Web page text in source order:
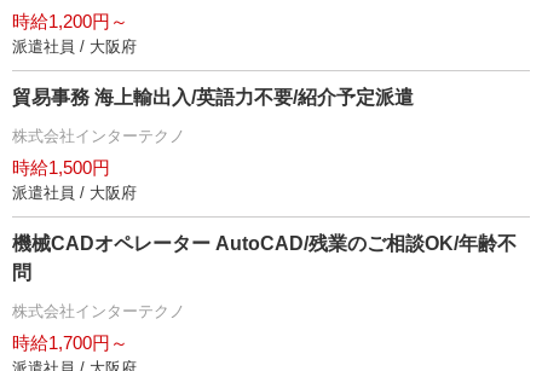
時給1,200円～
派遣社員 / 大阪府
貿易事務 海上輸出入/英語力不要/紹介予定派遣
株式会社インターテクノ
時給1,500円
派遣社員 / 大阪府
機械CADオペレーター AutoCAD/残業のご相談OK/年齢不
問
株式会社インターテクノ
時給1,700円～